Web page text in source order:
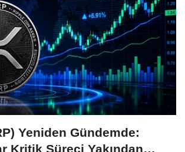
Yeniden Gündemde:
Kritik Süreci Yakından